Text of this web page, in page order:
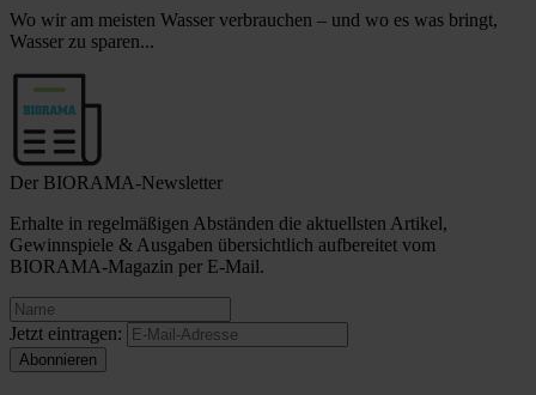
Wo wir am meisten Wasser verbrauchen – und wo es was bringt,
Wasser zu sparen...
Der BIORAMA-Newsletter
Erhalte in regelmäßigen Abständen die aktuellsten Artikel,
Gewinnspiele & Ausgaben übersichtlich aufbereitet vom
BIORAMA-Magazin per E-Mail.
Jetzt eintragen: